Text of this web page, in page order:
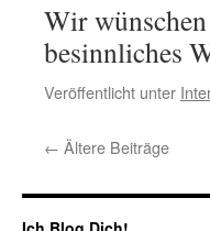
Wir
besinnliches
Veröffentlicht unter
← Ältere Beiträge